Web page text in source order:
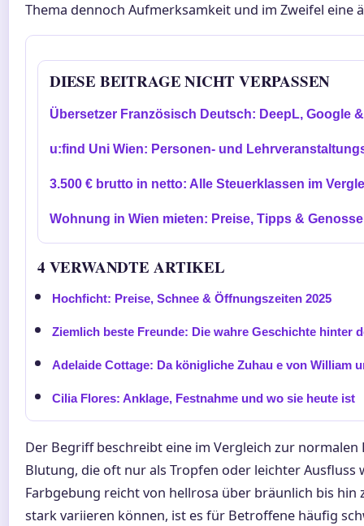
Thema dennoch Aufmerksamkeit und im Zweifel eine
DIESE BEITRAGE NICHT VERPASSEN
Übersetzer Französisch Deutsch: DeepL, Google
u:find Uni Wien: Personen- und
3.500 € brutto in netto: Alle Steuerklassen im
Wohnung in Wien mieten: Preise, Tipps &
4 VERWANDTE ARTIKEL
Hochficht: Preise, Schnee & Öffnungszeiten 2025
Ziemlich beste Freunde: Die wahre Geschichte hinter
Adelaide Cottage: Da königliche Zuhau e von William
Cilia Flores: Anklage, Festnahme und wo sie heute ist
Der Begriff beschreibt eine im Vergleich zur
Blutung, die oft nur als Tropfen oder leichter Ausfluss
Farbgebung reicht von hellrosa über bräunlich bis hin
stark variieren können, ist es für Betroffene häufig